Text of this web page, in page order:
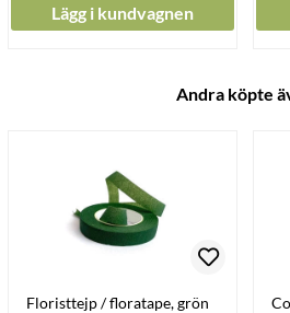
Lägg i kundvagnen
Andra köpte
Floristtejp / floratape, grön